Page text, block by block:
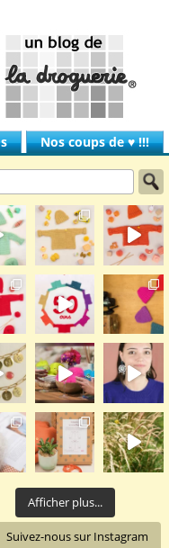
Nos coups de ♥ !!!
Afficher plus...
Suivez-nous sur Instagram